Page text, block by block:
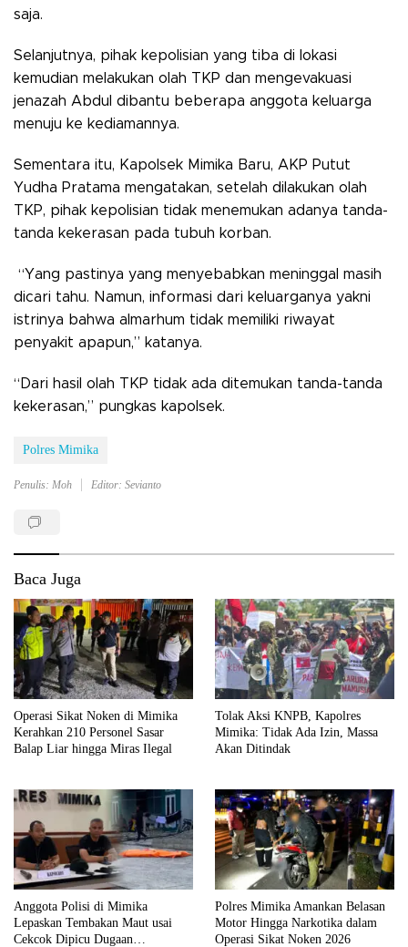
saja.
Selanjutnya, pihak kepolisian yang tiba di lokasi
kemudian melakukan olah TKP dan mengevakuasi
jenazah Abdul dibantu beberapa anggota keluarga
menuju ke kediamannya.
Sementara itu, Kapolsek Mimika Baru, AKP Putut
Yudha Pratama mengatakan, setelah dilakukan olah
TKP, pihak kepolisian tidak menemukan adanya tanda-
tanda kekerasan pada tubuh korban.
“Yang pastinya yang menyebabkan meninggal masih
dicari tahu. Namun, informasi dari keluarganya yakni
istrinya bahwa almarhum tidak memiliki riwayat
penyakit apapun,” katanya.
“Dari hasil olah TKP tidak ada ditemukan tanda-tanda
kekerasan,” pungkas kapolsek.
Polres Mimika
Penulis: Moh Editor: Sevianto
Baca Juga
Operasi Sikat Noken di Mimika
Kerahkan 210 Personel Sasar
Balap Liar hingga Miras Ilegal
Tolak Aksi KNPB, Kapolres
Mimika: Tidak Ada Izin, Massa
Akan Ditindak
Anggota Polisi di Mimika
Lepaskan Tembakan Maut usai
Cekcok Dipicu Dugaan
Polres Mimika Amankan Belasan
Motor Hingga Narkotika dalam
Operasi Sikat Noken 2026